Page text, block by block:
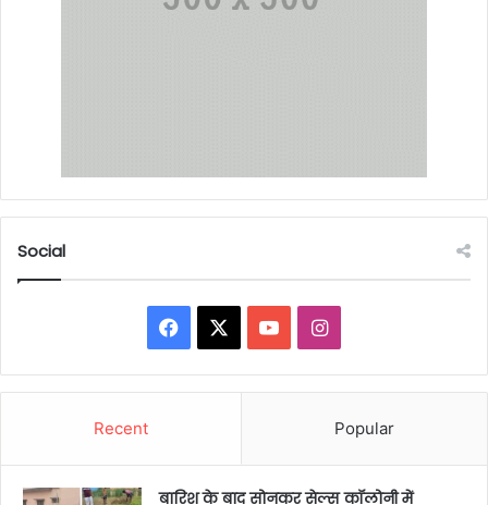
Social
Facebook YouTubeInstagram
Recent Popular
बारिश के बाद सोनकर सेल्स कॉलोनी में